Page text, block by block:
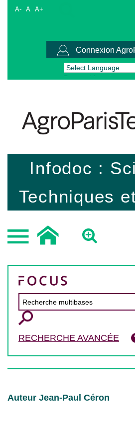
A- A A+
Connexion
Powered by
Infodoc :
Techniques
RECHERCHE AVANCÉE
Auteur Jean-Paul Céron